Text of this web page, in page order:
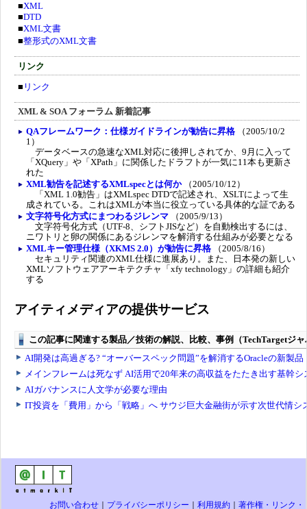
■XML
■DTD
■XML文書
■整形式のXML文書
リンク
■ リンク
XML & SOA フォーラム 新着記事
QAフレームワーク：仕様ガイドラインが勧告に昇格 （2005/10/2
1）
データベースの急速なXML対応に後押しされてか、9月に入って
「XQuery」や「XPath」に関係したドラフトが一気に11本も更新さ
れた
XML勧告を記述するXMLspecとは何か（2005/10/12）
「XML 1.0勧告」はXMLspec DTDで記述され、XSLTによって生
成されている。これはXMLが本当に役立っている具体的な証である
文字符号化方式にまつわるジレンマ （2005/9/13）
文字符号化方式（UTF-8、シフトJISなど）を自動検出するには、
ニワトリと卵の関係にあるジレンマを解消する仕組みが必要となる
XMLキー管理仕様（XKMS 2.0）が勧告に昇格 （2005/8/16）
セキュリティ関連のXML仕様に進展あり。また、日本発の新しい
XMLソフトウェアアーキテクチャ「xfy technology」の詳細も紹介
する
アイティメディアの提供サービス
お問い合わせ プライバシーポリシー 利用規約 著作権・リンク・